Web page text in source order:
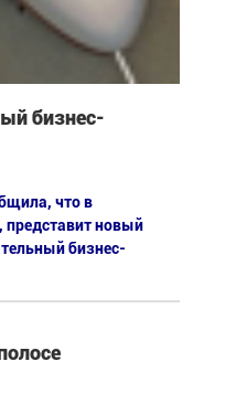
бизнес-
что в
представит новый
бизнес-